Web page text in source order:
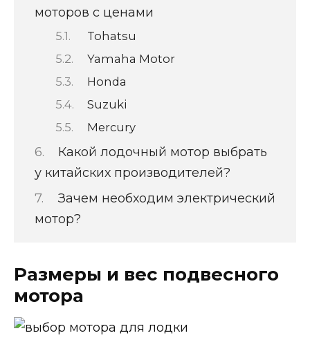
моторов с ценами
Tohatsu
Yamaha Motor
Honda
Suzuki
Mercury
Какой лодочный мотор выбрать
у китайских производителей?
Зачем необходим электрический
мотор?
Размеры и вес подвесного
мотора